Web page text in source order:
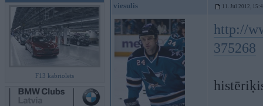
F13 kabriolets
viesulis 11. Jul 2012,
http://
375268